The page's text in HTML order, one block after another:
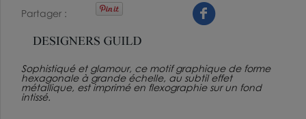
Partager
Sophistiqué et glamour, ce motif graphique de forme
hexagonale à grande échelle, au subtil effet
métallique, est imprimé en flexographie sur un fond
intissé.